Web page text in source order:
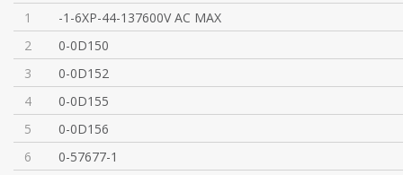
1
-1-6XP-44-137600V AC MAX
2
0-0D150
3
0-0D152
4
0-0D155
5
0-0D156
6
0-57677-1